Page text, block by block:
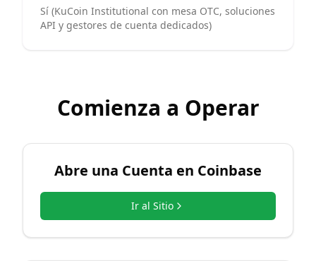
Sí (KuCoin Institutional con mesa OTC, soluciones
API y gestores de cuenta dedicados)
Comienza a Operar
Abre una Cuenta en Coinbase
Ir al Sitio